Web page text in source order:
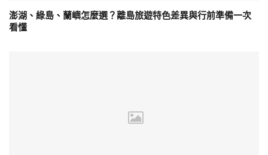
澎湖、綠島、蘭嶼怎麼選？離島旅遊特色差異與行前準備一次
看懂